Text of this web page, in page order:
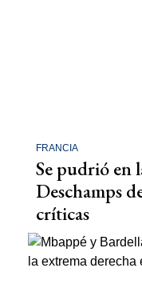
FRANCIA
Se pudrió en
Deschamps
críticas